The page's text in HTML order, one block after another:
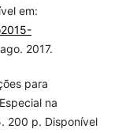
em:
2017.
para
na
200 p. Disponível